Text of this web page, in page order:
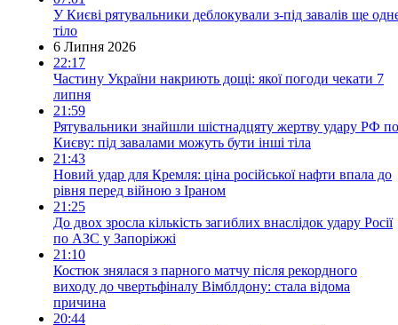
У Києві рятувальники деблокували з-під завалів ще
тіло
6 Липня 2026
22:17
Частину України накриють дощі: якої погоди чекати 7
липня
21:59
Рятувальники знайшли шістнадцяту жертву удару РФ по
Києву: під завалами можуть бути інші тіла
21:43
Новий удар для Кремля: ціна російської нафти впала до
рівня перед війною з Іраном
21:25
До двох зросла кількість загиблих внаслідок удару Росії
по АЗС у Запоріжжі
21:10
Костюк знялася з парного матчу після рекордного
виходу до чвертьфіналу Вімблдону: стала відома
причина
20:44